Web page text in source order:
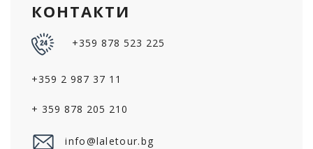
КОНТАКТИ
+359 878 523 225
+359 2 987 37 11
+ 359 878 205 210
info@laletour.bg